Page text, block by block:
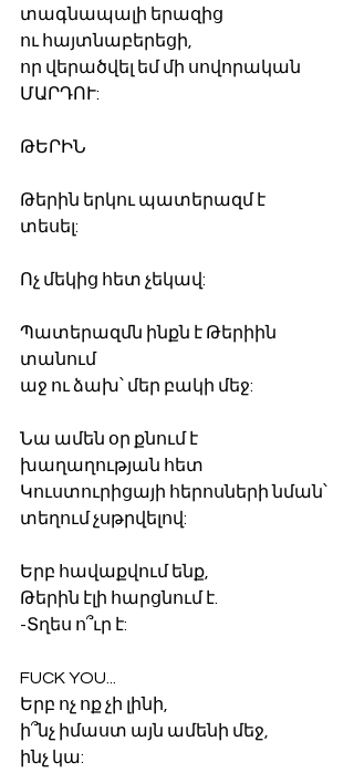
տագնապալի երազից
ու հայտնաբերեցի,
որ վերածվել եմ մի սովորական
ՄԱՐԴՈՒ:
ԹԵՐԻՆ
Թերին երկու պատերազմ է
տեսել:
Ոչ մեկից հետ չեկավ:
Պատերազմն ինքն է Թերիին
տանում
աջ ու ձախ՝ մեր բակի մեջ:
Նա ամեն օր քնում է
խաղաղության հետ
Կուստուրիցայի հերոսների նման՝
տեղում չսթրվելով:
Երբ հավաքվում ենք,
Թերին էլի հարցնում է.
-Տղես ո՞ւր է:
FUCK YOU...
Երբ ոչ ոք չի լինի,
ի՞նչ իմաստ այն ամենի մեջ,
ինչ կա: